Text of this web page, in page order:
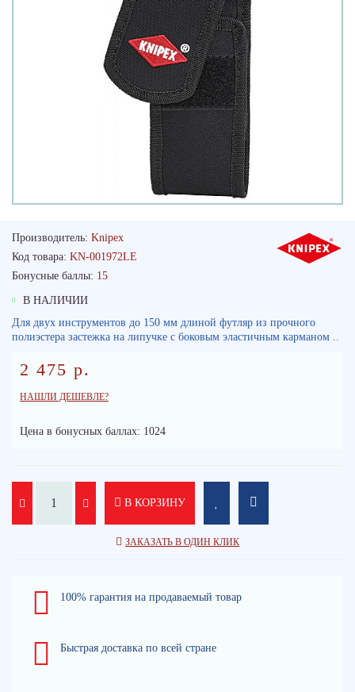
Производитель: Knipex
Код товара: KN-001972LE
Бонусные баллы: 15
В НАЛИЧИИ
Для двух инструментов до 150 мм длиной футляр из прочного
полиэстера застежка на липучке с боковым эластичным карманом ..
2 475 р.
НАШЛИ ДЕШЕВЛЕ?
Цена в бонусных баллах: 1024
В КОРЗИНУ
ЗАКАЗАТЬ В ОДИН КЛИК
100% гарантия на продаваемый товар
Быстрая доставка по всей стране